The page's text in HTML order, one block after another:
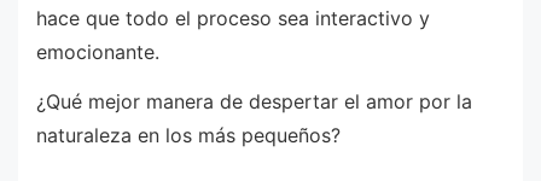
hace que todo el proceso sea interactivo y
emocionante.
¿Qué mejor manera de despertar el amor por la
naturaleza en los más pequeños?